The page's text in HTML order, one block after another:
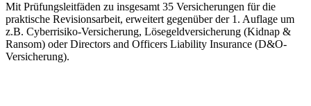
Mit Prüfungsleitfäden zu insgesamt 35 Versicherungen für die
praktische Revisionsarbeit, erweitert gegenüber der 1. Auflage um
z.B. Cyberrisiko-Versicherung, Lösegeldversicherung (Kidnap &
Ransom) oder Directors and Officers Liability Insurance (D&O-
Versicherung).